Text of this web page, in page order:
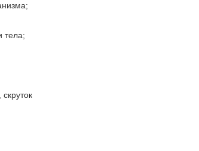
тела;